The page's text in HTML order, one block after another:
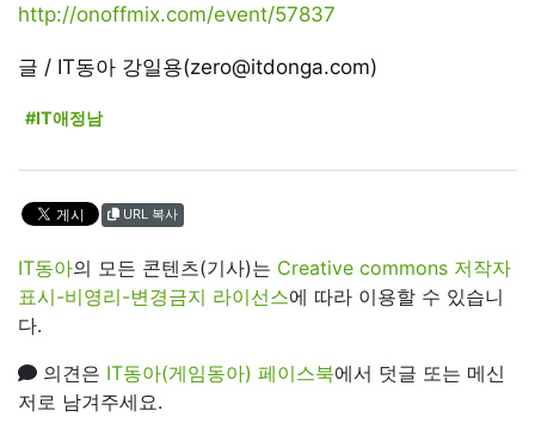
http://onoffmix.com/event/57837
글 / IT동아 강일용(zero@itdonga.com)
#IT애정남
URL 복사
IT동아의 모든 콘텐츠(기사)는 Creative commons 저작자
표시-비영리-변경금지 라이선스에 따라 이용할 수 있습니
다.
의견은 IT동아(게임동아) 페이스북에서 덧글 또는 메신
저로 남겨주세요.